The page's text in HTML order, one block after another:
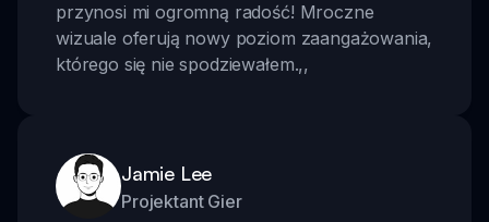
przynosi mi ogromną radość! Mroczne
wizuale oferują nowy poziom zaangażowania,
którego się nie spodziewałem.,,
Jamie Lee
Projektant Gier